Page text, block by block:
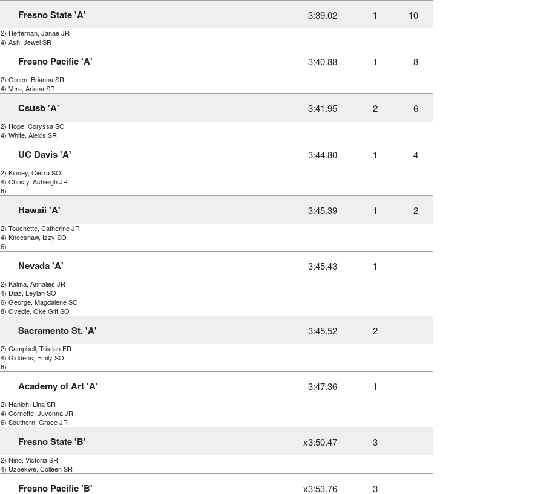
Fresno State 'A' 3:39.02 1 10
2) Heffernan, Janae JR
4) Ash, Jewel SR
Fresno Pacific 'A' 3:40.88 1 8
2) Green, Brianna SR
4) Vera, Ariana SR
Csusb 'A' 3:41.95 2 6
2) Hope, Coryssa SO
4) White, Alexis SR
UC Davis 'A' 3:44.80 1 4
2) Kinsey, Cierra SO
4) Christy, Ashleigh JR
6)
Hawaii 'A' 3:45.39 1 2
2) Touchette, Catherine JR
4) Kneeshaw, Izzy SO
6)
Nevada 'A' 3:45.43 1
2) Kalma, Annalies JR
4) Diaz, Leylah SO
6) George, Magdalene SO
8) Ovedje, Oke Gift SO
Sacramento St. 'A' 3:45.52 2
2) Campbell, Tristian FR
4) Giddens, Emily SO
6)
Academy of Art 'A' 3:47.36 1
2) Hanich, Lina SR
4) Cornette, Juvonna JR
6) Southern, Grace JR
Fresno State 'B' x3:50.47 3
2) Nino, Victoria SR
4) Uzoekwe, Colleen SR
Fresno Pacific 'B' x3:53.76 3